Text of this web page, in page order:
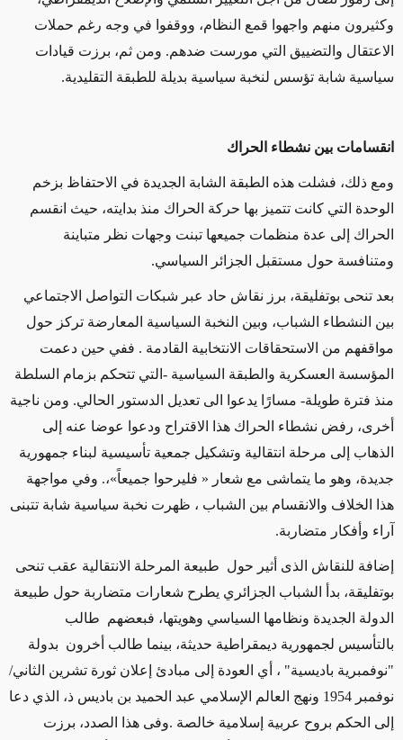
وكثيرون منهم واجهوا قمع النظام، ووقفوا في وجه رغم حملات
الاعتقال والتضييق التي مورست ضدهم. ومن ثم، برزت قيادات
سياسية شابة تؤسس لنخبة سياسية بديلة للطبقة التقليدية.
انقسامات بين نشطاء الحراك
ومع ذلك، فشلت هذه الطبقة الشابة الجديدة في الاحتفاظ بزخم
الوحدة التي كانت تتميز بها حركة الحراك منذ بدايته، حيث انقسم
الحراك إلى عدة منظمات جميعها تبنت وجهات نظر متباينة
ومتنافسة حول مستقبل الجزائر السياسي.
بعد تنحى بوتفليقة، برز نقاش حاد عبر شبكات التواصل الاجتماعي
بين النشطاء الشباب، وبين النخبة السياسية المعارضة تركز حول
مواقفهم من الاستحقاقات الانتخابية القادمة . ففي حين دعمت
المؤسسة العسكرية و الطبقة السياسية -التي تتحكم بزمام السلطة
منذ فترة طويلة- مسارًا يدعوا الى تعديل الدستور الحالي. ومن ناجية
أخرى، رفض نشطاء الحراك هذا الاقتراح ودعوا عوضا عنه إلى
الذهاب إلى مرحلة انتقالية وتشكيل جمعية تأسيسية لبناء جمهورية
جديدة، وهو ما يتماشى مع شعار « فليرحوا جميعاً»،. وفي مواجهة
هذا الخلاف والانقسام بين الشباب ، ظهرت نخبة سياسية شابة تتبنى
آراء وأفكار متضاربة.
إضافة للنقاش الذى أثير حول طبيعة المرحلة الانتقالية عقب تنحى
بوتفليقة، بدأ الشباب الجزائري يطرح شعارات متضاربة حول طبيعة
الدولة الجديدة ونظامها السياسي وهويتها، فبعضهم طالب
بالتأسيس لجمهورية ديمقراطية حديثة، بينما طالب أخرون بدولة
"نوفمبرية باديسية" ، أي العودة إلى مبادئ إعلان ثورة تشرين الثاني/
نوفمبر 1954 ونهج العالم الإسلامي عبد الحميد بن باديس ذ، الذي دعا
إلى الحكم بروح عربية إسلامية خالصة .وفى هذا الصدد، برزت